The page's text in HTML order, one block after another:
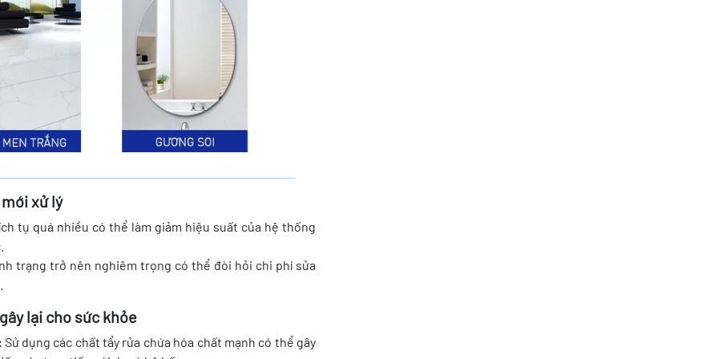
xử lý
tụ quá nhiều có thể làm giảm hiệu suất của hệ thống
trạng trở nên nghiêm trọng có thể đòi hỏi chi phí sửa
lại cho sức khỏe
Sử dụng các chất tẩy rửa chứa hóa chất mạnh có thể gây